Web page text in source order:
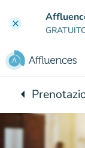
clear
arrow_leftTorna a: